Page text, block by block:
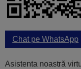
Chat pe WhatsApp
Asistenta noastră